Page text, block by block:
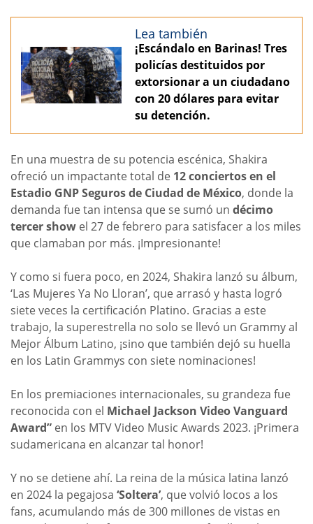
Lea también
¡Escándalo en Barinas! Tres
policías destituidos por
extorsionar a un ciudadano
con 20 dólares para evitar
su detención.
En una muestra de su potencia escénica, Shakira
ofreció un impactante total de 12 conciertos en el
Estadio GNP Seguros de Ciudad de México, donde la
demanda fue tan intensa que se sumó un décimo
tercer show el 27 de febrero para satisfacer a los miles
que clamaban por más. ¡Impresionante!
Y como si fuera poco, en 2024, Shakira lanzó su álbum,
‘Las Mujeres Ya No Lloran’, que arrasó y hasta logró
siete veces la certificación Platino. Gracias a este
trabajo, la superestrella no solo se llevó un Grammy al
Mejor Álbum Latino, ¡sino que también dejó su huella
en los Latin Grammys con siete nominaciones!
En los premiaciones internacionales, su grandeza fue
reconocida con el Michael Jackson Video Vanguard
Award” en los MTV Video Music Awards 2023. ¡Primera
sudamericana en alcanzar tal honor!
Y no se detiene ahí. La reina de la música latina lanzó
en 2024 la pegajosa ‘Soltera’, que volvió locos a los
fans, acumulando más de 300 millones de vistas en